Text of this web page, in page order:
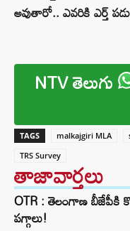
అవుతారో.. ఎవరికి ఎర్త్‌
NTV తెలుగు
TAGS malkajgiri MLA
TRS Survey
తాజావార్తలు
OTR : తెలంగాణ బీజేపీకి
పగ్గాలు!